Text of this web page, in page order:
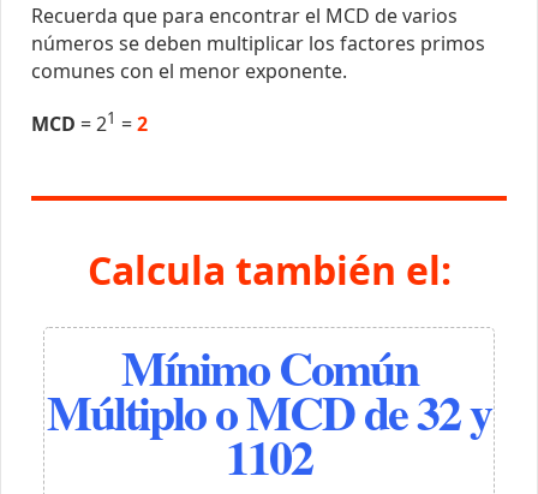
Recuerda que para encontrar el MCD de varios
números se deben multiplicar los factores primos
comunes con el menor exponente.
MCD = 21 =2
Calcula también el:
Mínimo Común
Múltiplo o MCD de 32 y
1102